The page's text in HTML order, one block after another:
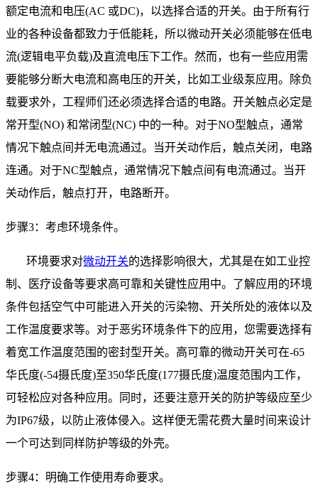
额定电流和电压(AC 或DC)，以选择合适的开关。由于所有行
业的各种设备都致力于低能耗，所以微动开关必须能够在低电
流(逻辑电平负载)及直流电压下工作。然而，也有一些应用需
要能够分断大电流和高电压的开关，比如工业级泵应用。除负
载要求外，工程师们还必须选择合适的电路。开关触点必定是
常开型(NO) 和常闭型(NC) 中的一种。对于NO型触点，通常
情况下触点间并无电流通过。当开关动作后，触点关闭，电路
连通。对于NC型触点，通常情况下触点间有电流通过。当开
关动作后，触点打开，电路断开。
步骤3：考虑环境条件。
环境要求对微动开关的选择影响很大，尤其是在如工业控
制、医疗设备等要求高可靠和关键性应用中。了解应用的环境
条件包括空气中可能进入开关的污染物、开关所处的液体以及
工作温度要求等。对于恶劣环境条件下的应用，您需要选择有
着宽工作温度范围的密封型开关。高可靠的微动开关可在-65
华氏度(-54摄氏度)至350华氏度(177摄氏度)温度范围内工作，
可轻松应对各种应用。同时，还要注意开关的防护等级应至少
为IP67级，以防止液体侵入。这样便无需花费大量时间来设计
一个可达到同样防护等级的外壳。
步骤4：明确工作使用寿命要求。